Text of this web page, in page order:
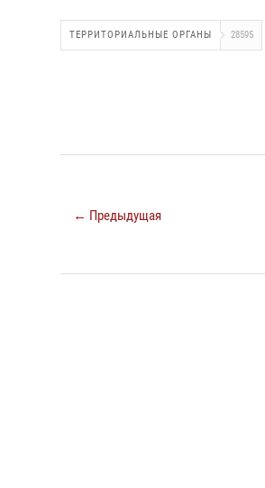
ТЕРРИТОРИАЛЬНЫЕ ОРГАНЫ 28595
← Предыдущая